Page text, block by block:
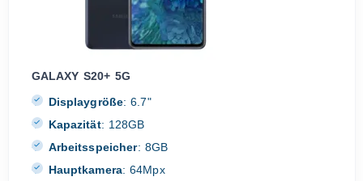
GALAXY S20+ 5G
Displaygröße: 6.7"
Kapazität: 128GB
Arbeitsspeicher: 8GB
Hauptkamera: 64Mpx